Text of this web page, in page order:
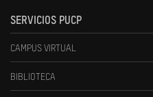
SERVICIOS PUCP
CAMPUS VIRTUAL
BIBLIOTECA